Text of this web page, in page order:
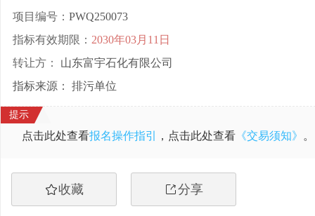
项目编号： PWQ250073
指标有效期限： 2030年03月11日
转让方： 山东富宇石化有限公司
指标来源： 排污单位
点击此处查看报名操作指引 ，点击此处查看 《交易须知》 。
收藏 分享